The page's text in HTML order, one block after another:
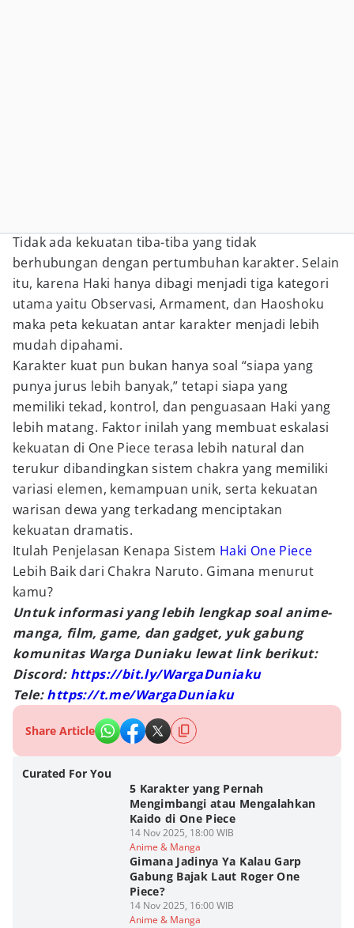
Tidak ada kekuatan tiba-tiba yang tidak
berhubungan dengan pertumbuhan karakter. Selain
itu, karena Haki hanya dibagi menjadi tiga kategori
utama yaitu Observasi, Armament, dan Haoshoku
maka peta kekuatan antar karakter menjadi lebih
mudah dipahami.
Karakter kuat pun bukan hanya soal “siapa yang
punya jurus lebih banyak,” tetapi siapa yang
memiliki tekad, kontrol, dan penguasaan Haki yang
lebih matang. Faktor inilah yang membuat eskalasi
kekuatan di One Piece terasa lebih natural dan
terukur dibandingkan sistem chakra yang memiliki
variasi elemen, kemampuan unik, serta kekuatan
warisan dewa yang terkadang menciptakan
kekuatan dramatis.
Itulah Penjelasan Kenapa Sistem Haki One Piece
Lebih Baik dari Chakra Naruto. Gimana menurut
kamu?
Untuk informasi yang lebih lengkap soal anime-
manga, film, game, dan gadget, yuk gabung
komunitas Warga Duniaku lewat link berikut:
Discord: https://bit.ly/WargaDuniaku
Tele:https://t.me/WargaDuniaku
Share Article
Curated For You
5 Karakter yang Pernah
Mengimbangi atau Mengalahkan
Kaido di One Piece
14 Nov 2025, 18:00 WIB
Anime & Manga
Gimana Jadinya Ya Kalau Garp
Gabung Bajak Laut Roger One
Piece?
14 Nov 2025, 16:00 WIB
Anime & Manga